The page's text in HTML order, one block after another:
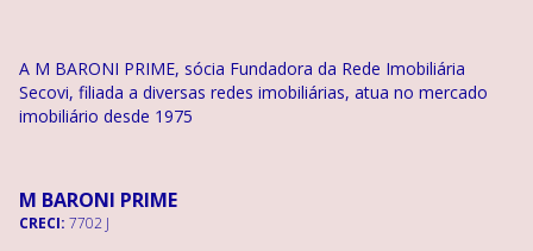
A M BARONI PRIME, sócia Fundadora da Rede Imobiliária
Secovi, filiada a diversas redes imobiliárias, atua no mercado
imobiliário desde 1975
M BARONI PRIME
CRECI: 7702 J